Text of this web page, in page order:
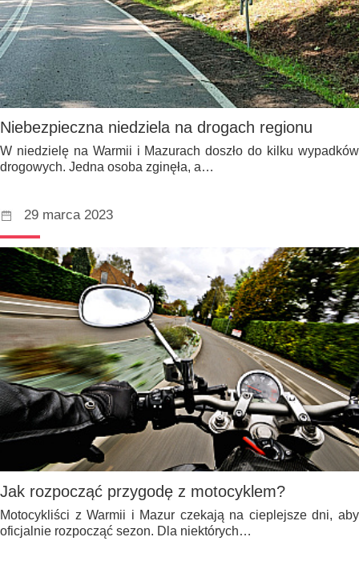
Niebezpieczna niedziela na drogach regionu
W niedzielę na Warmii i Mazurach doszło do kilku wypadków
drogowych. Jedna osoba zginęła, a…
29 marca 2023
Jak rozpocząć przygodę z motocyklem?
Motocykliści z Warmii i Mazur czekają na cieplejsze dni, aby
oficjalnie rozpocząć sezon. Dla niektórych…